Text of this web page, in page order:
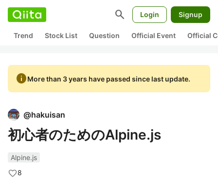
search Login Signup
Trend Stock List Question Official Event Official
infoMore than 3 years have passed since last update.
@hakuisan
初心者のためのAlpine.js
Alpine.js
8